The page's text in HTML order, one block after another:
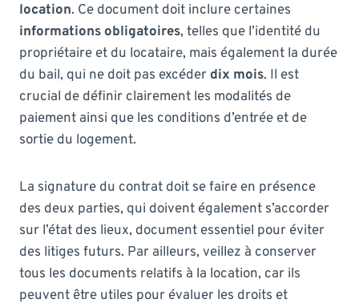
location. Ce document doit inclure certaines
informations obligatoires, telles que l’identité du
propriétaire et du locataire, mais également la durée
du bail, qui ne doit pas excéder dix mois. Il est
crucial de définir clairement les modalités de
paiement ainsi que les conditions d’entrée et de
sortie du logement.
La signature du contrat doit se faire en présence
des deux parties, qui doivent également s’accorder
sur l’état des lieux, document essentiel pour éviter
des litiges futurs. Par ailleurs, veillez à conserver
tous les documents relatifs à la location, car ils
peuvent être utiles pour évaluer les droits et